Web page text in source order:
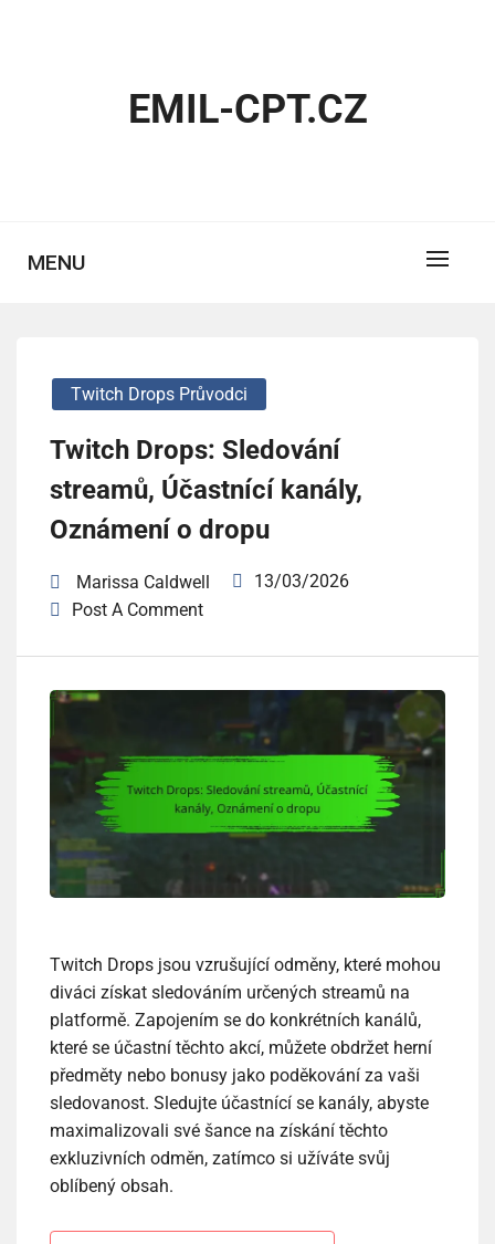
EMIL-CPT.CZ
MENU
Twitch Drops Průvodci
Twitch Drops: Sledování
streamů, Účastnící kanály,
Oznámení o dropu
Marissa Caldwell
13/03/2026
Post A Comment
Twitch Drops jsou vzrušující odměny, které mohou
diváci získat sledováním určených streamů na
platformě. Zapojením se do konkrétních kanálů,
které se účastní těchto akcí, můžete obdržet herní
předměty nebo bonusy jako poděkování za vaši
sledovanost. Sledujte účastnící se kanály, abyste
maximalizovali své šance na získání těchto
exkluzivních odměn, zatímco si užíváte svůj
oblíbený obsah.